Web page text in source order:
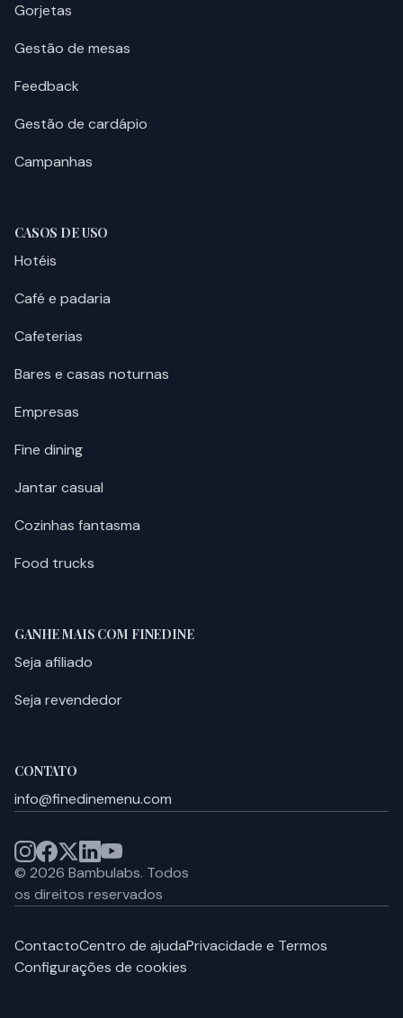
Gorjetas
Gestão de mesas
Feedback
Gestão de cardápio
Campanhas
CASOS DE USO
Hotéis
Café e padaria
Cafeterias
Bares e casas noturnas
Empresas
Fine dining
Jantar casual
Cozinhas fantasma
Food trucks
GANHE MAIS COM FINEDINE
Seja afiliado
Seja revendedor
CONTATO
info@finedinemenu.com
© 2026 Bambulabs. Todos
os direitos reservados
ContactoCentro de ajudaPrivacidade e Termos
Configurações de cookies